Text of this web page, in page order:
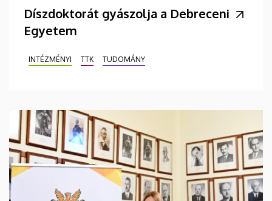
Díszdoktorát gyászolja a Debreceni
Egyetem
INTÉZMÉNYI TTK TUDOMÁNY